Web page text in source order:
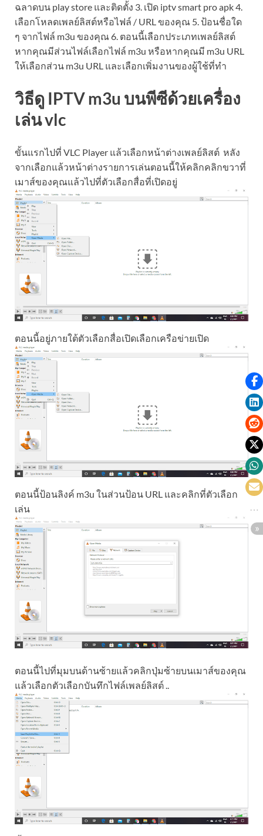
ฉลาดบน play store และติดตั้ง 3. เปิด iptv smart pro apk 4.
เลือกโหลดเพลย์ลิสต์หรือไฟล์ / URL ของคุณ 5. ป้อนชื่อใด
ๆ จากไฟล์ m3u ของคุณ 6. ตอนนี้เลือกประเภทเพลย์ลิสต์
หากคุณมีส่วนไฟล์เลือกไฟล์ m3u หรือหากคุณมี m3u URL
ให้เลือกส่วน m3u URL และเลือกเพิ่มงานของผู้ใช้ที่ทำ
วิธีดู IPTV m3u บนพีซีด้วยเครื่อง
เล่น vlc
ขั้นแรกไปที่ VLC Player แล้วเลือกหน้าต่างเพลย์ลิสต์ หลัง
จากเลือกแล้วหน้าต่างรายการเล่นตอนนี้ให้คลิกคลิกขวาที่
เมาส์ของคุณแล้วไปที่ตัวเลือกสื่อที่เปิดอยู่
ตอนนี้อยู่ภายใต้ตัวเลือกสื่อเปิดเลือกเครือข่ายเปิด
ตอนนี้ป้อนลิงค์ m3u ในส่วนป้อน URL และคลิกที่ตัวเลือก
เล่น
ตอนนี้ไปที่มุมบนด้านซ้ายแล้วคลิกปุ่มซ้ายบนเมาส์ของคุณ
แล้วเลือกตัวเลือกบันทึกไฟล์เพลย์ลิสต์ ..